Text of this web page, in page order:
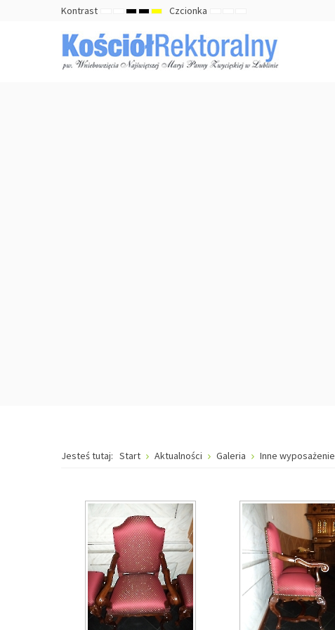
Kontrast TRYBHIGH
BLACK
WHITE
MODE
HIGH
BLACK
YELLOW
MODE
HIGH
YELLOW
BLACK
MODE
Czcionka
CZCIONKI
CZCIONKI
CZCIONKI
Jesteś tutaj: Start Aktualności Galeria Inne wyposażenie